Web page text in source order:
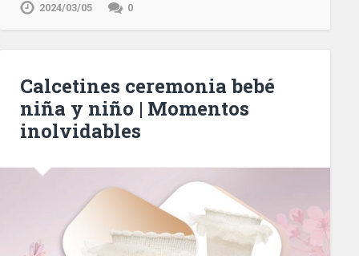
2024/03/05 0
Calcetines ceremonia bebé
niña y niño | Momentos
inolvidables